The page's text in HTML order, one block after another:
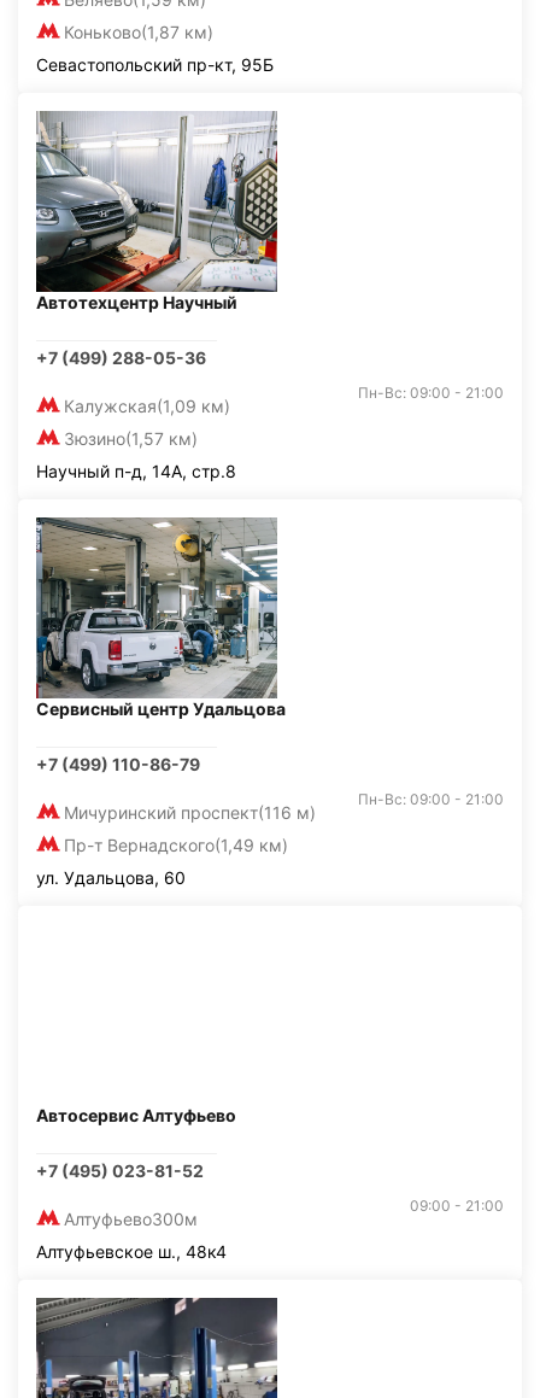
Коньково(1,87 км)
Севастопольский пр-кт, 95Б
Автотехцентр Научный
+7 (499) 288-05-36
Калужская(1,09 км)
Зюзино(1,57 км)
Пн-Вс: 09:00 - 21:00
Научный п-д, 14А, стр.8
Сервисный центр Удальцова
+7 (499) 110-86-79
Мичуринский проспект(116 м)
Пр-т Вернадского(1,49 км)
Пн-Вс: 09:00 - 21:00
ул. Удальцова, 60
Автосервис Алтуфьево
+7 (495) 023-81-52
Алтуфьево300м
09:00 - 21:00
Алтуфьевское ш., 48к4